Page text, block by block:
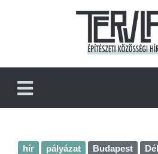
hír pályázat Budapest